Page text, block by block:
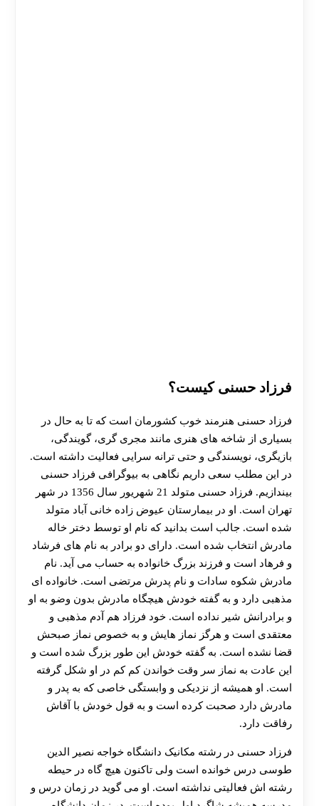
فرزاد حسنی کیست؟
فرزاد حسنی هنرمند خوب کشورمان است که تا به حال در
بسیاری از شاخه های هنری مانند مجری گری، گویندگی،
بازیگری، نویسندگی و حتی ترانه سرایی فعالیت داشته است.
در این مطلب سعی داریم نگاهی به بیوگرافی فرزاد حسنی
بیندازیم. فرزاد حسنی متولد 21 شهریور سال 1356 در شهر
تهران است. او در بیمارستان عیوض زاده خانی آباد متولد
شده است. جالب است بدانید که نام او توسط دختر خاله
مادرش انتخاب شده است. دارای دو برادر به نام های فرشاد
و فرهاد است و فرزند بزرگ خانواده به حساب می آید. نام
مادرش شکوه سادات و نام پدرش مرتضی است. خانواده ای
مذهبی دارد و به گفته خودش هیچگاه مادرش بدون وضو به او
و برادرانش شیر نداده است. خود فرزاد هم آدم مذهبی و
معتقدی است و هرگز نماز هایش و به خصوص نماز صبحش
قضا نشده است. به گفته خودش این طور بزرگ شده است و
این عادت به نماز سر وقت خواندن کم کم در او شکل گرفته
است. او همیشه از نزدیکی و وابستگی خاصی که به پدر و
مادرش دارد صحبت کرده است و به قول خودش با آقاش
رفاقت دارد.
فرزاد حسنی در رشته مکانیک دانشگاه خواجه نصیر الدین
طوسی درس خوانده است ولی تاکنون هیچ گاه در حیطه
رشته اش فعالیتی نداشته است. او می گوید در زمان درس و